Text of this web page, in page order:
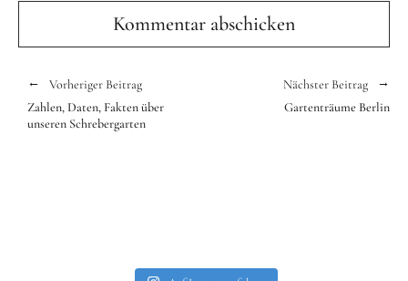
Vorheriger Beitrag
Zahlen, Daten, Fakten über
unseren Schrebergarten
Nächster Beitrag
Gartenträume Berlin